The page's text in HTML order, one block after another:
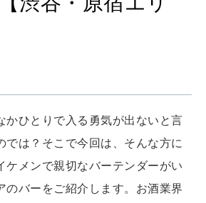
特集
月号『お茶の時間です。』
かひとりで入る勇気が出ないと言
では？そこで今回は、そんな方に
ケメンで親切なバーテンダーがい
のバーをご紹介します。お酒業界